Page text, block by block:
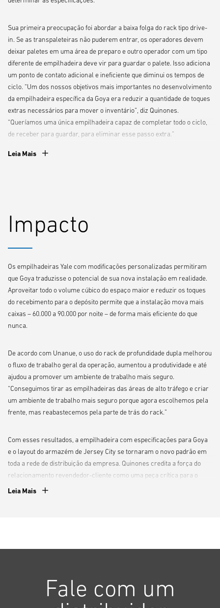
Sua primeira preocupação foi abordar a baixa folga do rack tipo drive-
in. Se as transpaleteiras não puderem entrar, os operadores devem
deixar paletes em uma área de preparo e outro operador com um tipo
diferente de empilhadeira deve vir para guardar o palete. Isso adiciona
um ponto de contato adicional e ineficiente que diminui os tempos de
ciclo. “Um dos nossos objetivos mais importantes no desenvolvimento
da empilhadeira específica da Goya era reduzir a quantidade de toques
extras necessários para mover o inventário”, diz Quinones.
“Queríamos uma única empilhadeira capaz de completar todo o ciclo,
de receber para guardar, para eliminar esse passo extra.”
empilhadeira se encaixe através da unidade em racks, mantendo a
proteção necessária do operador – produzindo uma única
A Yale também modificou as empilhadeiras retráteis para enfrentar o
desafio dos estabilizadores atingirem a base da prateleira. Esse
problema impedia que os operadores se aproximassem dos locais de
armazenamento alvo, ameaçando sua capacidade de alcançar
profundidades de armazenamento duplas. Então a Yale começou
para ajudar os operadores a posicionar cargas com mais precisão em
grandes alturas.
Leia Mais
Impacto
Os empilhadeiras Yale com modificações personalizadas permitiram
que Goya traduzisse o potencial de sua nova instalação em realidade.
Aproveitar todo o volume cúbico do espaço maior e reduzir os toques
do recebimento para o depósito permite que a instalação mova mais
caixas – 60.000 a 90.000 por noite – de forma mais eficiente do que
nunca.
De acordo com Unanue, o uso do rack de profundidade dupla melhorou
o fluxo de trabalho geral da operação, aumentou a produtividade e até
ajudou a promover um ambiente de trabalho mais seguro.
“Conseguimos tirar as empilhadeiras das áreas de alto tráfego e criar
um ambiente de trabalho mais seguro porque agora escolhemos pela
frente, mas reabastecemos pela parte de trás do rack.”
Com esses resultados, a empilhadeira com especificações para Goya
e o layout do armazém de Jersey City se tornaram o novo padrão em
toda a rede de distribuição da empresa. Quinones credita a força do
relacionamento revendedor-cliente como uma peça crítica para o
sucesso do novo armazém.
nossa infraestrutura de armazenamento, o que lançou as bases para
Leia Mais
Fale com um